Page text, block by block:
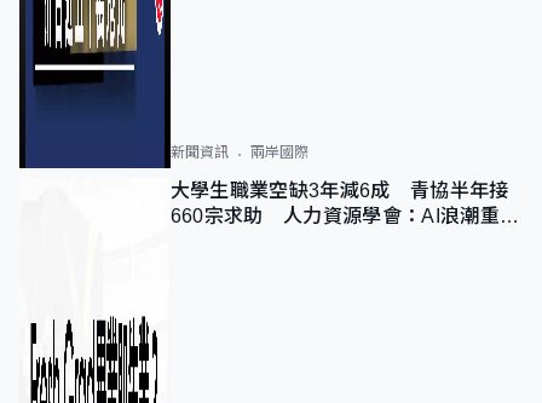
新聞資訊 兩岸國際
大學生職業空缺3年減6成 青協半年接
660宗求助 人力資源學會：AI浪潮重整